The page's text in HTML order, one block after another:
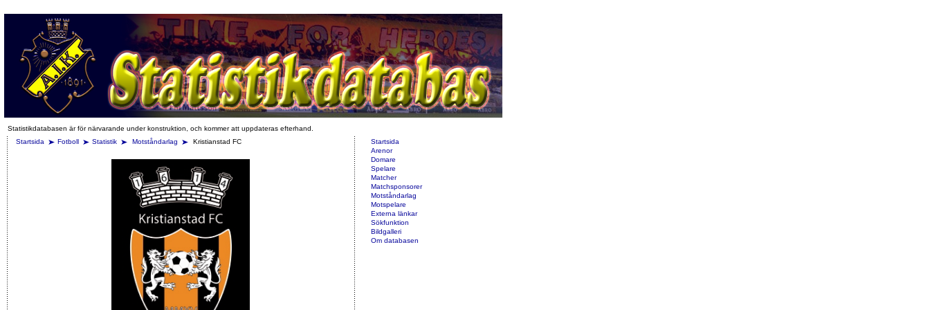
Statistikdatabasen är för närvarande under konstruktion, och kommer att uppdateras efterhand.
Startsida
Fotboll Statistik Motståndarlag Kristianstad FC
Startsida
Arenor
Domare
Spelare
Matcher
Matchsponsorer
Motståndarlag
Motspelare
Externa länkar
Sökfunktion
Bildgalleri
Om databasen